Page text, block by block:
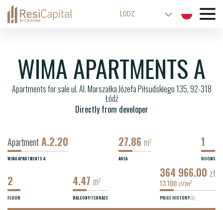
LODZ
WROCLAW
CRACOW
BIELSKO-BIALA
WIMA APARTMENTS A
Apartments for sale ul. Al. Marszałka Józefa Piłsudskiego 135, 92-318
Łódź
Directly from developer
WIMA APARTMENTS A
ApartmentA.2.20
AREA
27.86 m2
ROOMS
1
FLOOR
2
BALCONY/TERRACE
4.47 m2
PRICE HISTORY
364 966.00 zł
13 100 zł/m2